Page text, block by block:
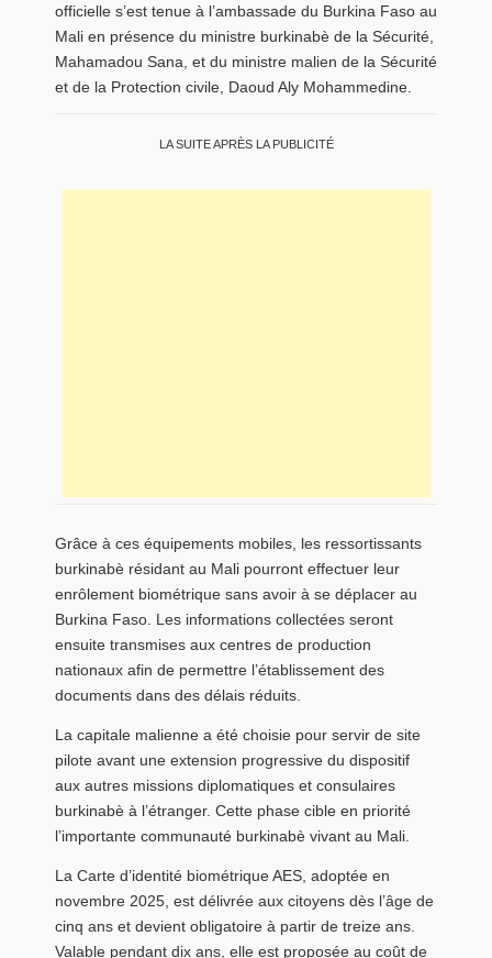
officielle s’est tenue à l’ambassade du Burkina Faso au
Mali en présence du ministre burkinabè de la Sécurité,
Mahamadou Sana , et du ministre malien de la Sécurité
et de la Protection civile, Daoud Aly Mohammedine
LA SUITE APRÈS LA PUBLICITÉ
Grâce à ces équipements mobiles, les ressortissants
burkinabè résidant au Mali pourront effectuer leur
enrôlement biométrique sans avoir à se déplacer au
Burkina Faso. Les informations collectées seront
ensuite transmises aux centres de production
nationaux afin de permettre l’établissement des
documents dans des délais réduits.
La capitale malienne a été choisie pour servir de site
pilote avant une extension progressive du dispositif
aux autres missions diplomatiques et consulaires
burkinabè à l’étranger. Cette phase cible en priorité
l’importante communauté burkinabè vivant au Mali.
La Carte d’identité biométrique AES, adoptée en
novembre 2025, est délivrée aux citoyens dès l’âge de
cinq ans et devient obligatoire à partir de treize ans.
Valable pendant dix ans, elle est proposée au coût de